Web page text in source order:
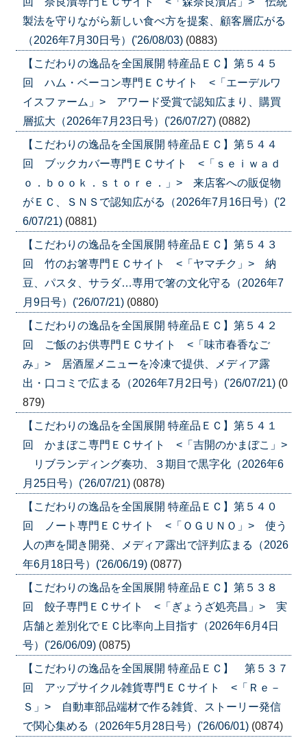
製法を守りながら新しい食べ方を提案、顧客層広がる
（2026年7月30日号）('26/08/03) (0883)
【こだわりの逸品を全国展開 特産品ＥＣ】第５４５
回 ハム・ベーコン専門ＥＣサイト <「エーデルワ
イスファーム」> アワード受賞で認知広まり、購買
層拡大（2026年7月23日号）('26/07/27) (0882)
【こだわりの逸品を全国展開 特産品ＥＣ】第５４４
回 ブックカバー専門ＥＣサイト <「ｓｅｉｗａｄ
ｏ．ｂｏｏｋ．ｓｔｏｒｅ．」> 来店客への販促物
がＥＣ、ＳＮＳで認知広がる（2026年7月16日号）('2
6/07/21) (0881)
【こだわりの逸品を全国展開 特産品ＥＣ】第５４３
回 竹のお箸専門ＥＣサイト <「ヤマチク」> 納
豆、パスタ、サラダ…専用で箸の文化守る（2026年7
月9日号）('26/07/21) (0880)
【こだわりの逸品を全国展開 特産品ＥＣ】第５４２
回 ご飯のお供専門ＥＣサイト <「味市春香なご
み」> 居酒屋メニューを冷凍で提供、メディア露
出・口コミで広まる（2026年7月2日号）('26/07/21) (0
879)
【こだわりの逸品を全国展開 特産品ＥＣ】第５４１
回 かまぼこ専門ＥＣサイト <「吉開のかまぼこ」>
リブランディング奏功、３期目で黒字化（2026年6
月25日号）('26/07/21) (0878)
【こだわりの逸品を全国展開 特産品ＥＣ】第５４０
回 ノート専門ＥＣサイト <「ＯＧＵＮＯ」> 使う
人の声を聞き開発、メディア露出で評判広まる（2026
年6月18日号）('26/06/19) (0877)
【こだわりの逸品を全国展開 特産品ＥＣ】第５３８
回 餃子専門ＥＣサイト <「ぎょうざ処亮昌」> 実
店舗と差別化でＥＣ比率向上目指す（2026年6月4日
号）('26/06/09) (0875)
【こだわりの逸品を全国展開 特産品ＥＣ】 第５３７
回 アップサイクル雑貨専門ＥＣサイト <「Ｒｅ－
Ｓ」> 自動車部品端材で作る雑貨、ストーリー発信
で関心集める（2026年5月28日号）('26/06/01) (0874)